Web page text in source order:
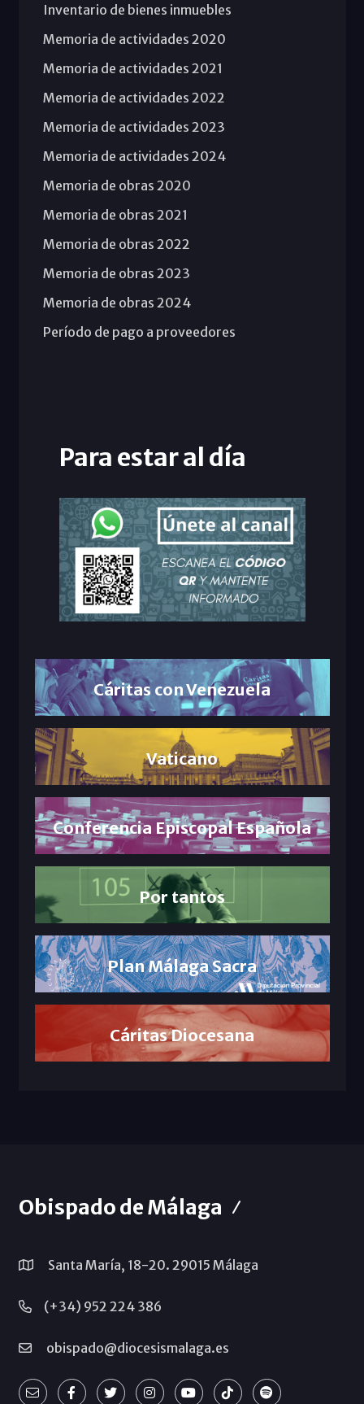
Inventario de bienes inmuebles
Memoria de actividades 2020
Memoria de actividades 2021
Memoria de actividades 2022
Memoria de actividades 2023
Memoria de actividades 2024
Memoria de obras 2020
Memoria de obras 2021
Memoria de obras 2022
Memoria de obras 2023
Memoria de obras 2024
Período de pago a proveedores
Para estar al día
Cáritas con Venezuela
Vaticano
Conferencia Episcopal Española
Por tantos
Plan Málaga Sacra
Cáritas Diocesana
Obispado de Málaga
Santa María, 18-20. 29015 Málaga
(+34) 952 224 386
obispado@diocesismalaga.es